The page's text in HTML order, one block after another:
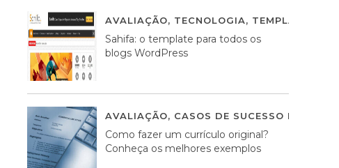
AVALIAÇÃO, TECNOLOGIA, TEMPLATES
Sahifa: o template para todos os
blogs WordPress
AVALIAÇÃO, CASOS DE SUCESSO DE
Como fazer um currículo original?
Conheça os melhores exemplos